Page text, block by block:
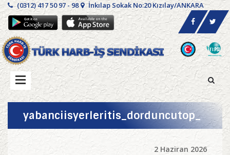
(0312) 417 50 97 - 98 İnkılap Sokak No:20 Kızılay/ANKARA
yabanciisyerleritis_dorduncutop_
2 Haziran 2026